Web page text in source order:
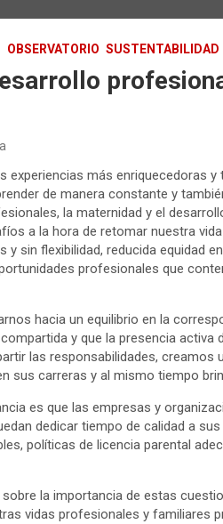
OBSERVATORIO SUSTENTABILIDAD
experiencias más enriquecedoras
de manera constante y
la maternidad y el
a la hora de retomar nuestra
y sin flexibilidad, reducida equidad
profesionales que
hacia un equilibrio en la
y que la presencia activa
las responsabilidades,
sus carreras y al mismo tiempo
es que las empresas y
dedicar tiempo de calidad a
políticas de licencia parental
la importancia de estas
vidas profesionales y familiares